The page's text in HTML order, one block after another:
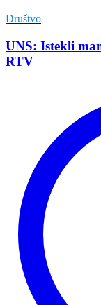
Društvo
UNS: Istekli
RTV